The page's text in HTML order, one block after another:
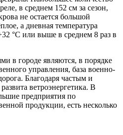
в среднем 152 см за сезон,
не остается большой
а дневная температура
°C или выше в среднем 8 раз в
в городе являются, в порядке
управления, база военно-
Благодаря частым и
ветроэнергетика. В
предприятия по
продукции, есть несколько